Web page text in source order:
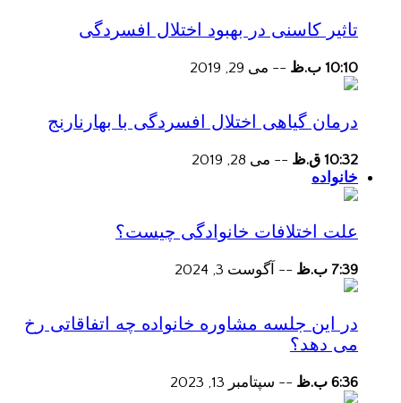
تاثیر کاسنی در بهبود اختلال افسردگی
10:10 ب.ظ -- می 29, 2019
درمان گیاهی اختلال افسردگی با بهارنارنج
10:32 ق.ظ -- می 28, 2019
خانواده
علت اختلافات خانوادگی چیست؟
7:39 ب.ظ -- آگوست 3, 2024
در این جلسه مشاوره خانواده چه اتفاقاتی رخ
می دهد؟
6:36 ب.ظ -- سپتامبر 13, 2023